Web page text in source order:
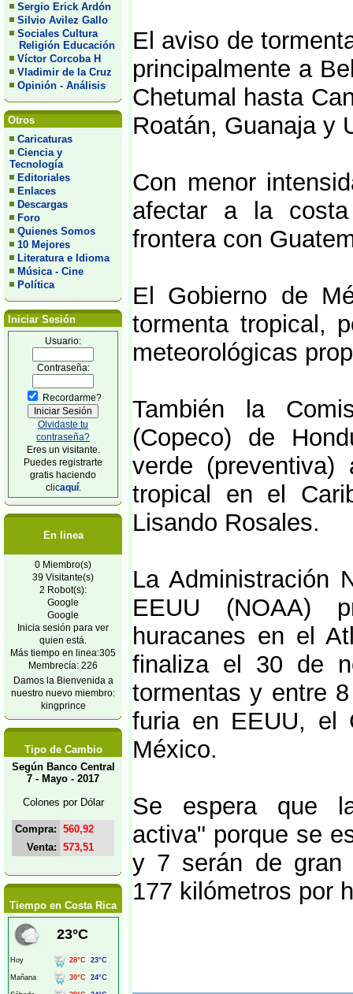
Sergio Erick Ardón
Silvio Avilez Gallo
Sociales Cultura
Religión Educación
Víctor Corcoba H
Vladimir de la Cruz
Opinión - Análisis
Otros
Caricaturas
Ciencia y
Tecnología
Editoriales
Enlaces
Descargas
Foro
Quienes Somos
10 Mejores
Literatura e Idioma
Música - Cine
Política
Iniciar Sesión
Usuario:
Contraseña:
Recordarme?
Olvidaste tu
contraseña?
Eres un visitante.
Puedes registrarte
gratis haciendo
clicaquí.
En linea
0 Miembro(s)
39 Visitante(s)
2 Robot(s):
Google
Google
Inicia sesión para ver
quien está.
Más tiempo en linea:305
Membrecía: 226
Damos la Bienvenida a
nuestro nuevo miembro:
kingprince
Tipo de Cambio
Según Banco Central
7 - Mayo - 2017
Colones por Dólar
Compra: 560,92
Venta: 573,51
Tiempo en Costa Rica
El aviso de
principalmente a
Chetumal hasta
Roatán, Guanaja y
Con menor
afectar a la
frontera con
El Gobierno de
tormenta tropical,
meteorológicas
También la
(Copeco) de
verde
tropical en el
Lisando Rosales.
La Administración
EEUU (NOAA)
huracanes en el
finaliza el 30 de
tormentas y entre
furia en EEUU, el
México.
Se espera que
activa" porque se
y 7 serán de gran
177 kilómetros por